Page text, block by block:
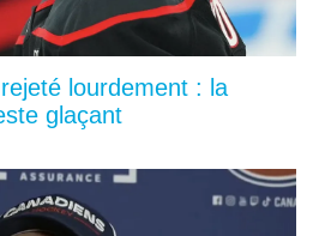
lourdement : la
glaçant